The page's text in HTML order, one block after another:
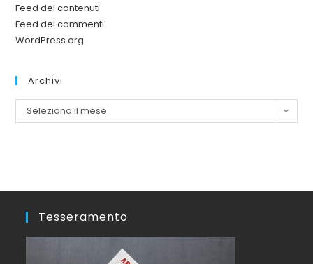
Feed dei contenuti
Feed dei commenti
WordPress.org
Archivi
Seleziona il mese
Tesseramento